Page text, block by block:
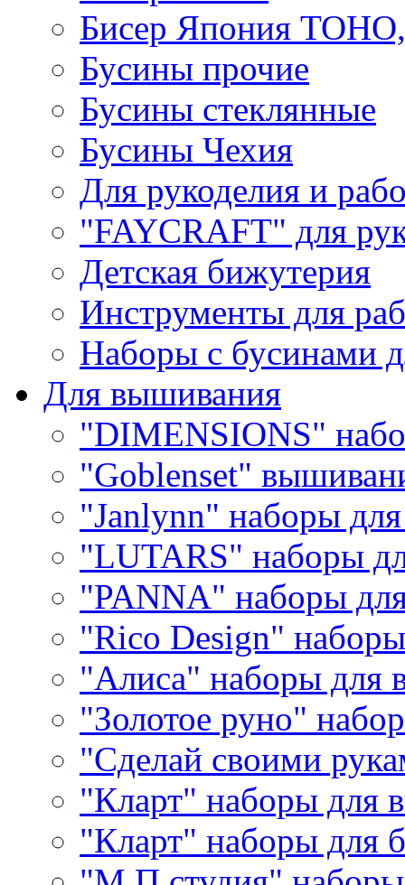
Бисер Япония
Бусины прочие
Бусины стеклянные
Бусины Чехия
Для рукоделия и
"FAYCRAFT" для
Детская бижутерия
Инструменты для
Наборы с бусинами
Для вышивания
"DIMENSIONS"
"Goblenset"
"Janlynn" наборы
"LUTARS" наборы
"PANNA" наборы
"Rico Design"
"Алиса" наборы для
"Золотое руно"
"Сделай своими
"Кларт" наборы для
"Кларт" наборы для